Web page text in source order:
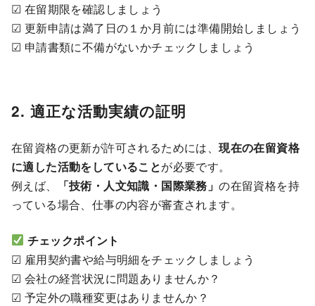
☑ 在留期限を確認しましょう
☑ 更新申請は満了日の１か月前には準備開始しましょう
☑ 申請書類に不備がないかチェックしましょう
2. 適正な活動実績の証明
在留資格の更新が許可されるためには、現在の在留資格
に適した活動をしていることが必要です。
例えば、
「技術・人文知識・国際業務」の在留資格を持
っている場合、仕事の内容が審査されます。
チェックポイント
☑ 雇用契約書や給与明細をチェックしましょう
☑ 会社の経営状況に問題ありませんか？
☑ 予定外の職種変更はありませんか？